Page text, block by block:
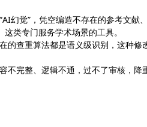
幻觉”，凭空编造不存在的参考文献
类专门服务学术场景的工具。
的查重算法都是语义级识别，这种修
不完整、逻辑不通，过不了审核，降